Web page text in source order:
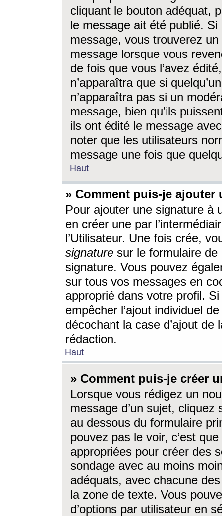
cliquant le bouton adéquat,
le message ait été publié. Si
message, vous trouverez
message lorsque vous
de fois que vous l’avez
n’apparaîtra que si
n’apparaîtra pas si un
message, bien qu’ils
ils ont édité le message
noter que les utilisateurs
message une fois que
Haut
» Comment puis-je ajouter
Pour ajouter une signature à
en créer une par
l’Utilisateur. Une fois crée,
signature sur le formulaire de
signature. Vous pouvez
sur tous vos messages en
approprié dans votre profil.
empêcher l’ajout individuel
décochant la case d’ajout
rédaction.
Haut
» Comment puis-je créer
Lorsque vous rédigez un
message d’un sujet, cliquez
au dessous du formulaire
pouvez pas le voir, c’est
appropriées pour créer des
sondage avec au moins
adéquats, avec chacune
la zone de texte. Vous
d’options par utilisateur en